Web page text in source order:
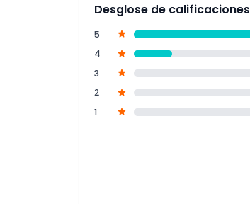
Desglose de calificaciones
5
4
3
2
1